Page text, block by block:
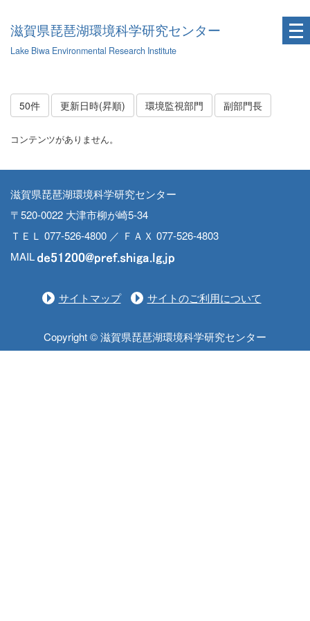
滋賀県琵琶湖環境科学研究センター
Lake Biwa Environmental Research Institute
50件 更新日時(昇順) 環境監視部門 副部門長
コンテンツがありません。
滋賀県琵琶湖環境科学研究センター
〒520-0022 大津市柳が崎5-34
ＴＥＬ 077-526-4800 ／ ＦＡＸ 077-526-4803
MAIL
サイトマップ サイトのご利用について
Copyright © 滋賀県琵琶湖環境科学研究センター